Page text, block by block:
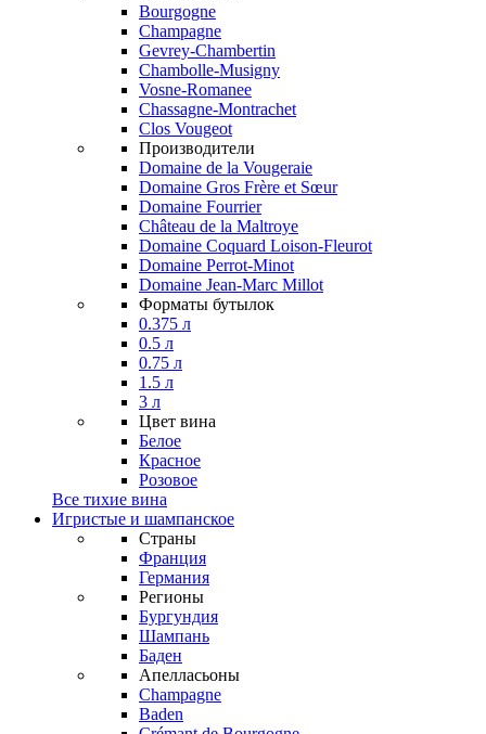
Bourgogne
Champagne
Gevrey-Chambertin
Chambolle-Musigny
Vosne-Romanee
Chassagne-Montrachet
Clos Vougeot
Производители
Domaine de la Vougeraie
Domaine Gros Frère et Sœur
Domaine Fourrier
Château de la Maltroye
Domaine Coquard Loison-Fleurot
Domaine Perrot-Minot
Domaine Jean-Marc Millot
Форматы бутылок
0.375 л
0.5 л
0.75 л
1.5 л
3 л
Цвет вина
Белое
Красное
Розовое
Все тихие вина
Игристые и шампанское
Страны
Франция
Германия
Регионы
Бургундия
Шампань
Баден
Апелласьоны
Champagne
Baden